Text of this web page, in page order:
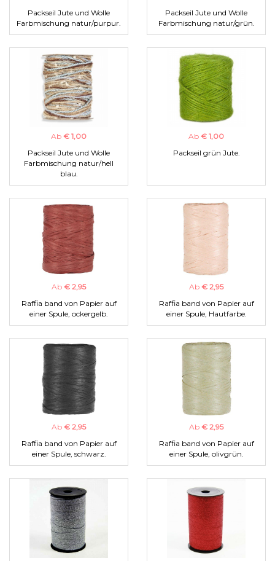
Packseil Jute und Wolle
Farbmischung natur/purpur.
Packseil Jute und Wolle
Farbmischung natur/grün.
Ab € 1,00
Packseil Jute und Wolle
Farbmischung natur/hell
blau.
Ab € 1,00
Packseil grün Jute.
Ab € 2,95
Raffia band von Papier auf
einer Spule, ockergelb.
Ab € 2,95
Raffia band von Papier auf
einer Spule, Hautfarbe.
Ab € 2,95
Raffia band von Papier auf
einer Spule, schwarz.
Ab € 2,95
Raffia band von Papier auf
einer Spule, olivgrün.